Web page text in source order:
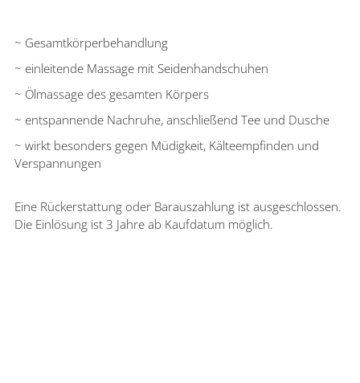
~ Gesamtkörperbehandlung
~ einleitende Massage mit Seidenhandschuhen
~ Ölmassage des gesamten Körpers
~ entspannende Nachruhe, anschließend Tee und Dusche
~ wirkt besonders gegen Müdigkeit, Kälteempfinden und
Verspannungen
Eine Rückerstattung oder Barauszahlung ist ausgeschlossen.
Die Einlösung ist 3 Jahre ab Kaufdatum möglich.